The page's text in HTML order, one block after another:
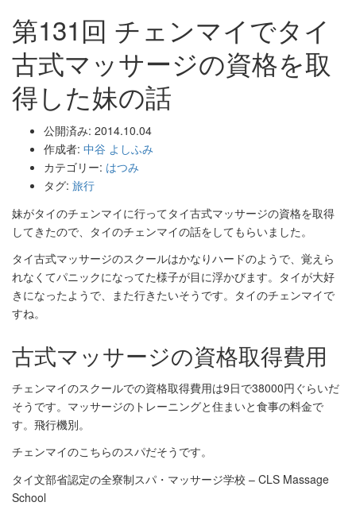
第131回 チェンマイでタイ
古式マッサージの資格を取
得した妹の話
公開済み: 2014.10.04
作成者: 中谷 よしふみ
カテゴリー: はつみ
タグ: 旅行
妹がタイのチェンマイに行ってタイ古式マッサージの資格を取得
してきたので、タイのチェンマイの話をしてもらいました。
タイ古式マッサージのスクールはかなりハードのようで、覚えら
れなくてパニックになってた様子が目に浮かびます。タイが大好
きになったようで、また行きたいそうです。タイのチェンマイで
すね。
古式マッサージの資格取得費用
チェンマイのスクールでの資格取得費用は9日で38000円ぐらいだ
そうです。マッサージのトレーニングと住まいと食事の料金で
す。飛行機別。
チェンマイのこちらのスパだそうです。
タイ文部省認定の全寮制スパ・マッサージ学校 – CLS Massage
School